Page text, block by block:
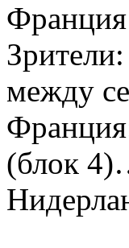
между
(блок